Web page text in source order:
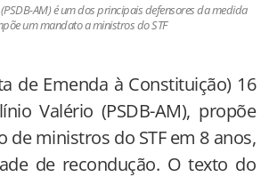
AM) é um dos principais defensores da medida
um mandato a ministros do STF
de Emenda à Constituição) 16
Valério (PSDB-AM), propõe
de ministros do STF em 8 anos,
de recondução. O texto do